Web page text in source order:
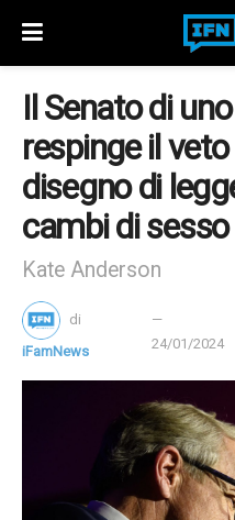
Il Senato di
respinge il
disegno di
cambi di
Kate Anderson
di
iFamNews
24/01/2024